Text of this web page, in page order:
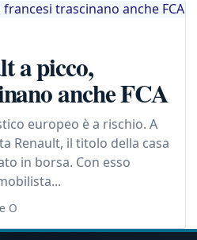
a picco,
anche FCA
europeo è a rischio. A
Renault, il titolo della casa
in borsa. Con esso
O